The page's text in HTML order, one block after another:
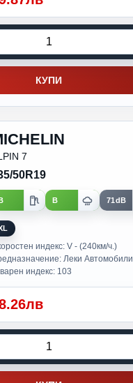
КУПИ
7
50R19
B 71dB
индекс: V - (240км/ч.)
Леки Автомобили
индекс: 103